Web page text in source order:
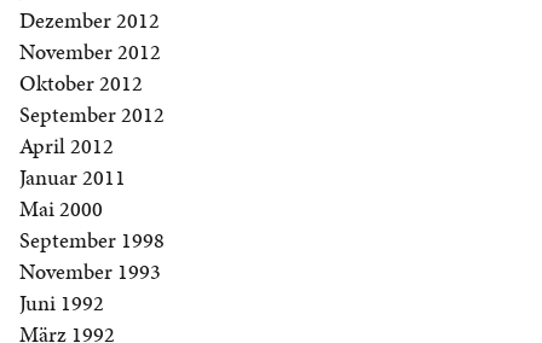
Dezember 2012
November 2012
Oktober 2012
September 2012
April 2012
Januar 2011
Mai 2000
September 1998
November 1993
Juni 1992
März 1992